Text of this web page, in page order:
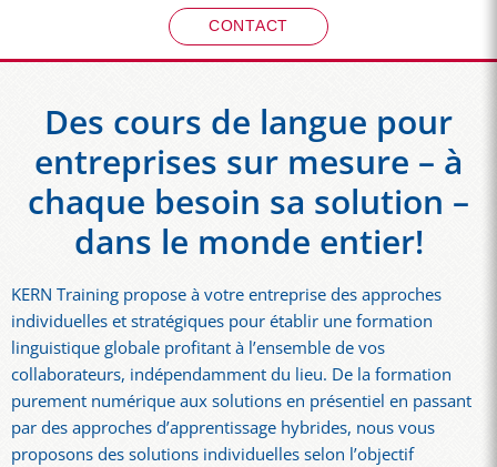
CONTACT
Des cours de langue pour
entreprises sur mesure – à
chaque besoin sa solution –
dans le monde entier!
KERN Training propose à votre entreprise des approches
individuelles et stratégiques pour établir une formation
linguistique globale profitant à l’ensemble de vos
collaborateurs, indépendamment du lieu. De la formation
purement numérique aux solutions en présentiel en passant
par des approches d’apprentissage hybrides, nous vous
proposons des solutions individuelles selon l’objectif